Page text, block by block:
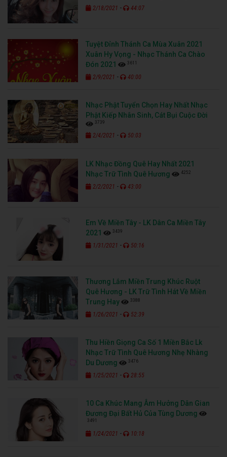
2/18/2021 - 44:07
Tuyệt Đỉnh Thánh Ca Mùa Xuân 2021
Xuân Hy Vọng - Nhạc Thánh Ca Chào
Đón 2021
3611
2/9/2021 - 40:00
Nhạc Phật Tuyển Chọn Hay Nhất Nhạc
Phật Kiếp Nhân Sinh, Cát Bụi Cuộc Đời
3739
2/4/2021 - 50:03
LK Nhạc Đồng Quê Hay Nhất 2021
Nhạc Trữ Tình Quê Hương
4252
2/2/2021 - 43:00
Em Về Miền Tây - LK Dân Ca Miền Tây
2021
3439
1/31/2021 - 50:16
Thương Lắm Miền Trung Khúc Ruột
Quê Hương - LK Trữ Tình Hát Về Miền
Trung Hay
3388
1/26/2021 - 52:39
Thu Hiền Giọng Ca Số 1 Miền Bắc Lk
Nhạc Trữ Tình Quê Hương Nhẹ Nhàng
Du Dương
3476
1/25/2021 - 28:55
10 Ca Khúc Mang Âm Hưởng Dân Gian
Đương Đại Bất Hủ Của Tùng Dương
3491
1/24/2021 - 10:18